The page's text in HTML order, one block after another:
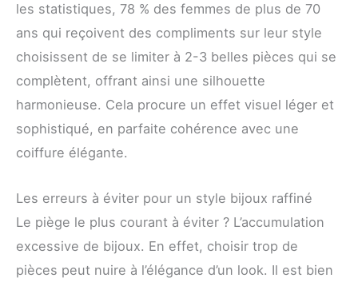
les statistiques, 78 % des femmes de plus de 70
ans qui reçoivent des compliments sur leur style
choisissent de se limiter à 2-3 belles pièces qui se
complètent, offrant ainsi une silhouette
harmonieuse. Cela procure un effet visuel léger et
sophistiqué, en parfaite cohérence avec une
coiffure élégante.
Les erreurs à éviter pour un style bijoux raffiné
Le piège le plus courant à éviter ? L’accumulation
excessive de bijoux. En effet, choisir trop de
pièces peut nuire à l’élégance d’un look. Il est bien